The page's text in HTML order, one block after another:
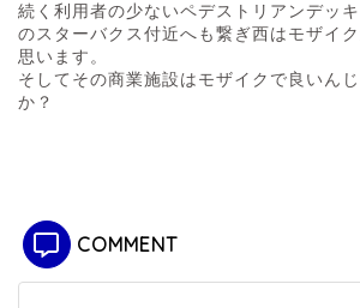
続く利用者の少ないペデストリアンデッ
のスターバクス付近へも繋ぎ西はモザイ
思います。
そしてその商業施設はモザイクで良いん
か？
COMMENT